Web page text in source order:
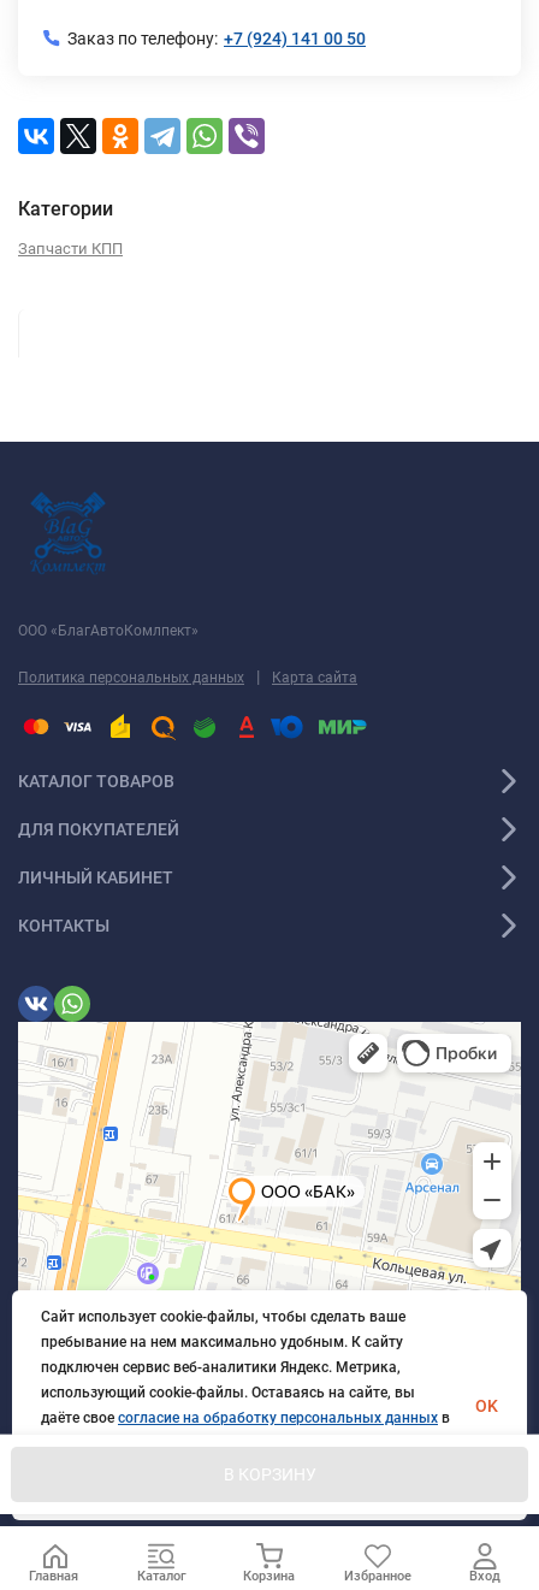
В КОРЗИНУ
Заказ по телефону: +7 (924) 141 00 50
Категории
Запчасти КПП
ООО «БлагАвтоКомлпект»
Политика персональных данных | Карта сайта
КАТАЛОГ ТОВАРОВ
ДЛЯ ПОКУПАТЕЛЕЙ
ЛИЧНЫЙ КАБИНЕТ
КОНТАКТЫ
© 2026 БлагАвтоКомплект. Все права защищены
Главная Каталог Корзина Избранное Вход
Сайт использует cookie-файлы, чтобы сделать ваше
пребывание на нем максимально удобным. К cайту
подключен сервис веб-аналитики Яндекс. Метрика,
использующий cookie-файлы. Оставаясь на сайте, вы
даёте свое согласие на обработку персональных данных в
порядке, указанном вПолитике обработки персональных
OK